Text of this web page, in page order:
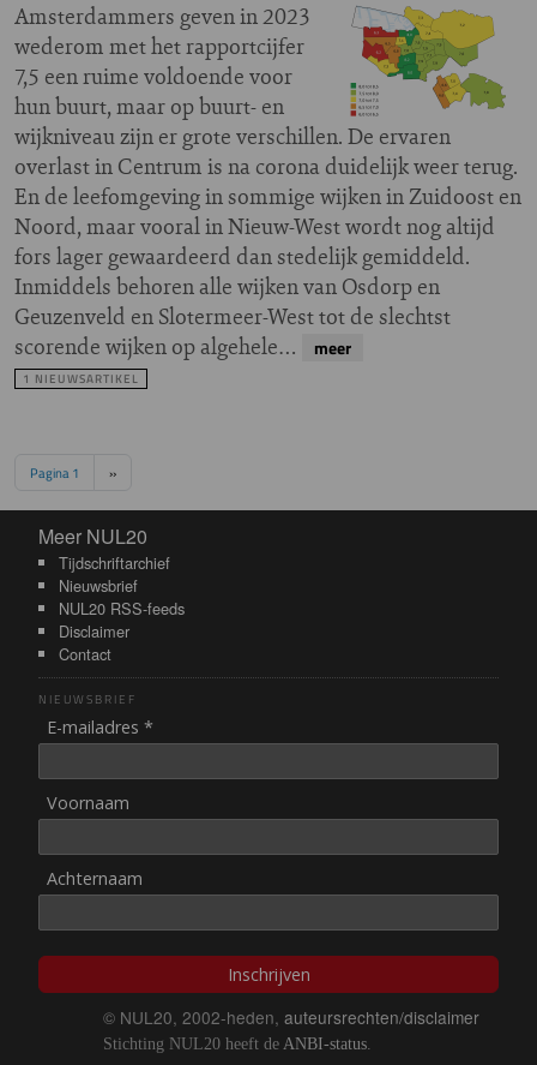
Amsterdammers geven in 2023
wederom met het rapportcijfer
7,5 een ruime voldoende voor
hun buurt, maar op buurt- en
wijkniveau zijn er grote verschillen. De ervaren
overlast in Centrum is na corona duidelijk weer terug.
En de leefomgeving in sommige wijken in Zuidoost en
Noord, maar vooral in Nieuw-West wordt nog altijd
fors lager gewaardeerd dan stedelijk gemiddeld.
Inmiddels behoren alle wijken van Osdorp en
Geuzenveld en Slotermeer-West tot de slechtst
scorende wijken op algehele…
meer
1 NIEUWSARTIKEL
Paginering
Pagina 1 Volgende pagina
››
Meer NUL20
Meer NUL20
Tijdschriftarchief
Nieuwsbrief
NUL20 RSS-feeds
Disclaimer
Contact
NIEUWSBRIEF
E-mailadres *
Voornaam
Achternaam
Inschrijven
© NUL20, 2002-heden, auteursrechten/disclaimer
Stichting NUL20 heeft de ANBI-status